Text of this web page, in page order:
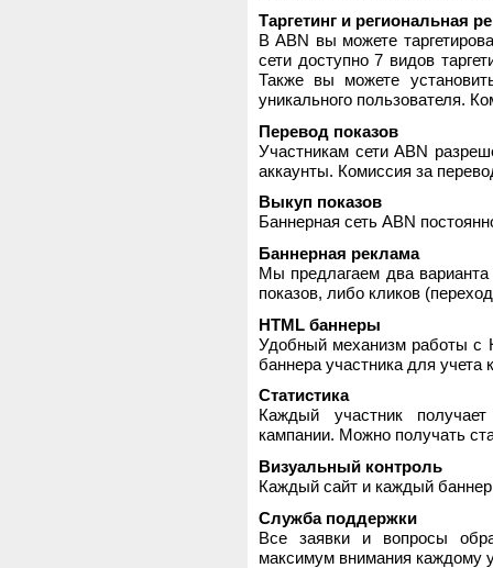
Таргетинг и региональная
В ABN вы можете
сети доступно 7 видов
Также вы можете
уникального пользователя.
Перевод показов
Участникам сети ABN
аккаунты. Комиссия за
Выкуп показов
Баннерная сеть ABN
Баннерная реклама
Мы предлагаем два
показов, либо кликов
HTML баннеры
Удобный механизм работы с
баннера участника для
Статистика
Каждый участник
кампании. Можно получать
Визуальный контроль
Каждый сайт и каждый
Служба поддержки
Все заявки и вопросы
максимум внимания каждому